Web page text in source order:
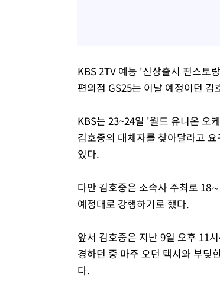
KBS 2TV 예능 '신상출시 편스토
편의점 GS25는 이날 예정이던
KBS는 23~24일 '월드 유니온 오
김호중의 대체자를 찾아달라고
있다.
다만 김호중은 소속사 주최로
예정대로 강행하기로 했다.
앞서 김호중은 지난 9일 오후 11
경하던 중 마주 오던 택시와 부딪
다.